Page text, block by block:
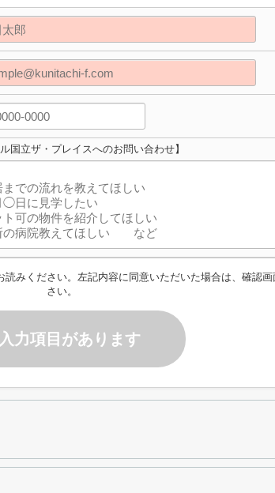
ル国立ザ・プレイスへのお問い合わせ】
読みください。左記内容に同意いただいた場合は、確認
さい。
力項目があります